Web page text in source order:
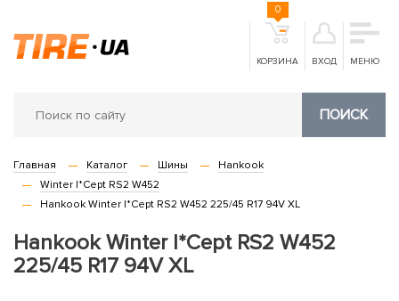
КОРЗИНА
0
ВХОД МЕНЮ
ПОИСК
Главная Каталог Шины
Hankook
Winter I*Cept RS2 W452
Hankook Winter I*Cept RS2 W452 225/45 R17 94V XL
Hankook Winter I*Cept RS2 W452
225/45 R17 94V XL